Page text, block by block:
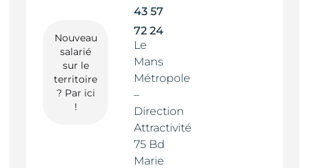
Nouveau
salarié
sur le
territoire
? Par ici
!
43 57
72 24
Le
Mans
Métropole
–
Direction
Attractivité
75 Bd
Marie